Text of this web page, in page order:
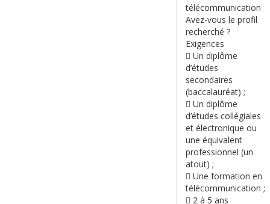
télécommunication
Avez-vous le profil
recherché ?
Exigences
 Un diplôme
d’études
secondaires
(baccalauréat) ;
 Un diplôme
d’études collégiales
et électronique ou
une équivalent
professionnel (un
atout) ;
 Une formation en
télécommunication ;
 2 à 5 ans